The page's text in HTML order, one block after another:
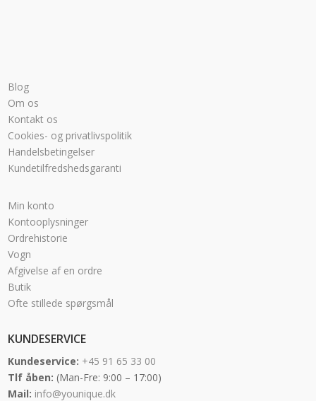
Blog
Om os
Kontakt os
Cookies- og privatlivspolitik
Handelsbetingelser
Kundetilfredshedsgaranti
Min konto
Kontooplysninger
Ordrehistorie
Vogn
Afgivelse af en ordre
Butik
Ofte stillede spørgsmål
KUNDESERVICE
Kundeservice: +45 91 65 33 00
Tlf åben: (Man-Fre: 9:00 – 17:00)
Mail: info@younique.dk